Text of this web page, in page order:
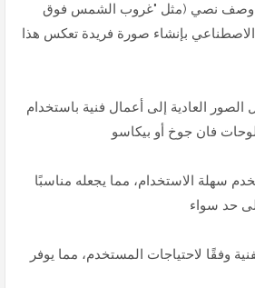
وصف نصي (مثل "غروب الشمس فوق
الاصطناعي بإنشاء صورة فريدة تعكس هذا
الصور العادية إلى أعمال فنية باستخدام
سهلة الاستخدام، مما يجعله مناسبًا
وفقًا لاحتياجات المستخدم، مما يوفر